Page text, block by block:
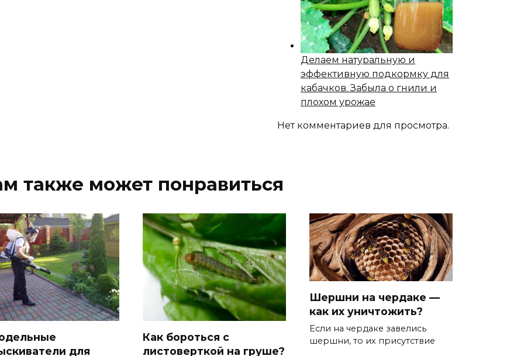
Делаем натуральную и
эффективную подкормку для
кабачков. Забыла о гнили и
плохом урожае
Нет комментариев для просмотра.
также может понравиться
для
Как бороться с
листоверткой на груше?
Шершни на чердаке —
как их уничтожить?
Если на чердаке завелись
шершни, то их присутствие